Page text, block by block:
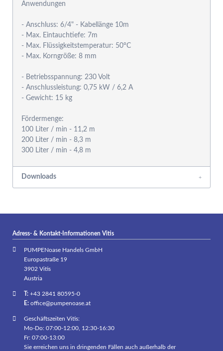
Anwendungen
- Anschluss: 6/4" - Kabellänge 10m
- Max. Eintauchtiefe: 7m
- Max. Flüssigkeitstemperatur: 50°C
- Max. Korngröße: 8 mm
- Betriebsspannung: 230 Volt
- Anschlussleistung: 0,75 kW / 6,2 A
- Gewicht: 15 kg
Fördermenge:
100 Liter / min - 11,2 m
200 Liter / min - 8,3 m
Downloads
Adress- & Kontakt-Informationen Vitis
PUMPENoase Handels GmbH
Europastraße 19
3902 Vitis
Austria
T:+43 2841 80595-0
E: office@pumpenoase.at
Geschäftszeiten Vitis:
Mo-Do: 07:00-12:00, 12:30-16:30
Fr: 07:00-13:00
Sie erreichen uns in dringenden Fällen auch außerhalb der